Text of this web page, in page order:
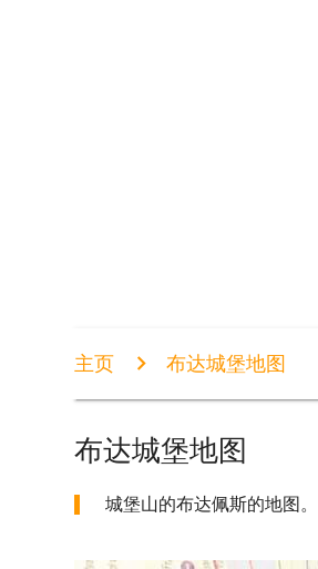
主页 布达城堡地图
布达城堡地图
城堡山的布达佩斯的地图